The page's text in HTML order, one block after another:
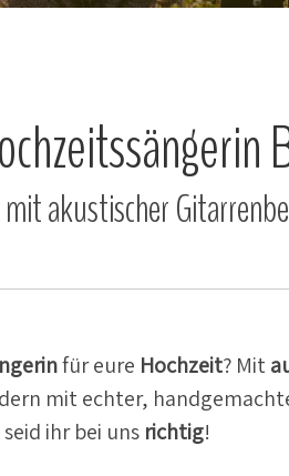
akusti­scher
für eure Hochzeit? Mit
mit echter,
ihr bei uns richtig!